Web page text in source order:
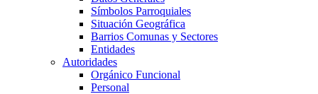
Símbolos Parroquiales
Situación Geográfica
Barrios Comunas y Sectores
Entidades
Autoridades
Orgánico Funcional
Personal